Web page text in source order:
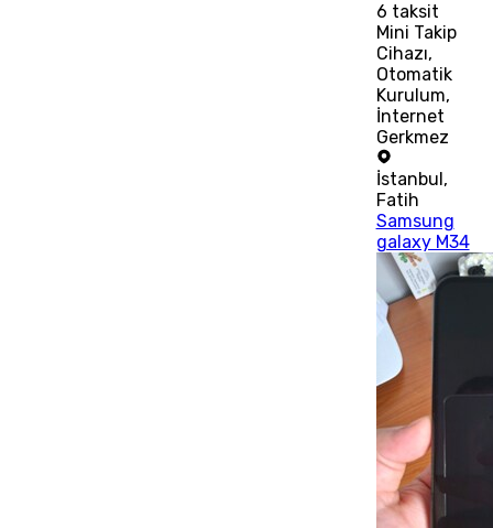
6 taksit
Mini Takip
Cihazı,
Otomatik
Kurulum,
İnternet
Gerkmez
İstanbul ,
Fatih
Samsung
galaxy M34